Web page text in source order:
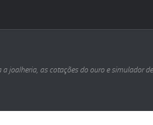
joalheria, as cotações do ouro e simulador